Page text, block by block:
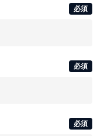
必須
必須
必須